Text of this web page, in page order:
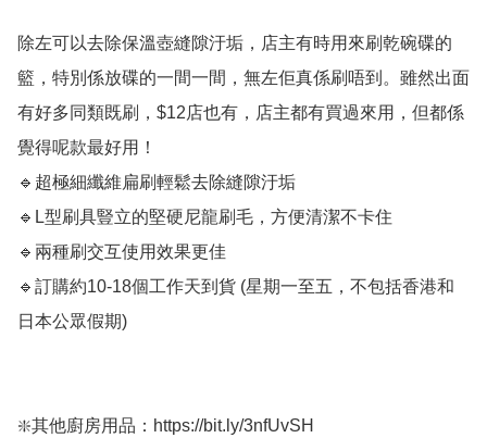
除左可以去除保溫壺縫隙汙垢，店主有時用來刷乾碗碟的
籃，特別係放碟的一間一間，無左佢真係刷唔到。雖然出面
有好多同類既刷，$12店也有，店主都有買過來用，但都係
覺得呢款最好用！
🔹超極細纖維扁刷輕鬆去除縫隙汙垢
🔹L型刷具豎立的堅硬尼龍刷毛，方便清潔不卡住
🔹兩種刷交互使用效果更佳
🔹訂購約10-18個工作天到貨 (星期一至五，不包括香港和
日本公眾假期) ﻿
❇️其他廚房用品：https://bit.ly/3nfUvSH